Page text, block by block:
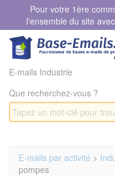
Pour votre 1ère
l'ensemble du site
E-mails Industrie
Que recherchez-vous ?
E-mails par activité >
pompes
Panneau de gestion des